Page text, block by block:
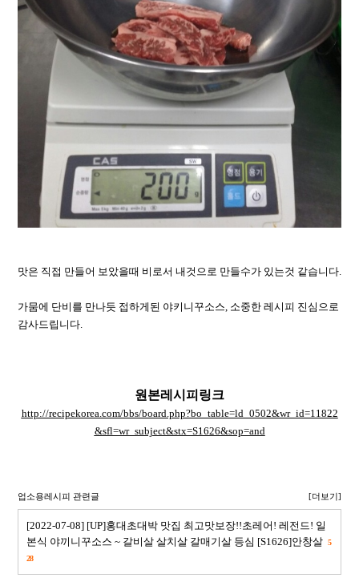
맛은 직접 만들어 보았을때 비로서 내것으로 만들수가 있는것 같습니다.
가뭄에 단비를 만나듯 접하게된 야키니꾸소스, 소중한 레시피 진심으로
감사드립니다.
원본레시피링크
http://recipekorea.com/bbs/board.php?bo_table=ld_0502&wr_id=11822
&sfl=wr_subject&stx=S1626&sop=and
업소용레시피 관련글 [더보기]
[2022-07-08] [UP]홍대초대박 맛집 최고맛보장!!초레어! 레전드! 일
본식 야끼니꾸소스 ~ 갈비살 살치살 갈매기살 등심 [S1626]안창살 5
28